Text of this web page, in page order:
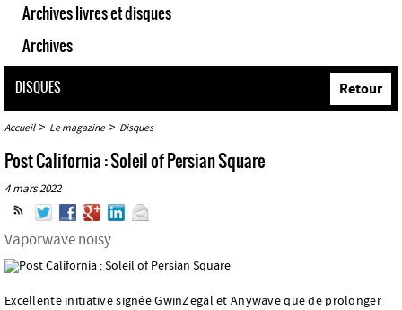
Archives livres et disques
Archives
DISQUES
Accueil> Le magazine> Disques
Retour
Post California : Soleil of Persian Square
4 mars 2022
Vaporwave noisy
Excellente initiative signée GwinZegal et Anywave que de prolonger